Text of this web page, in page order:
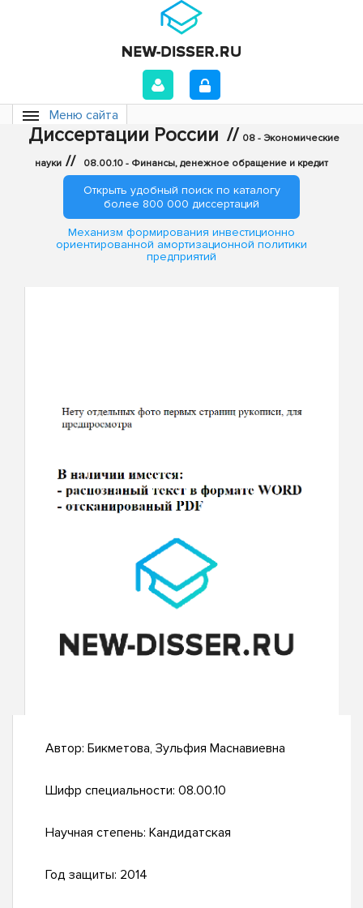
Меню сайта
Диссертации России // 08 - Экономические
науки // 08.00.10 - Финансы, денежное обращение и кредит
Открыть удобный поиск по каталогу
более 800 000 диссертаций
Механизм формирования инвестиционно
ориентированной амортизационной политики
предприятий
Автор: Бикметова, Зульфия Маснавиевна
Шифр специальности: 08.00.10
Научная степень: Кандидатская
Год защиты: 2014